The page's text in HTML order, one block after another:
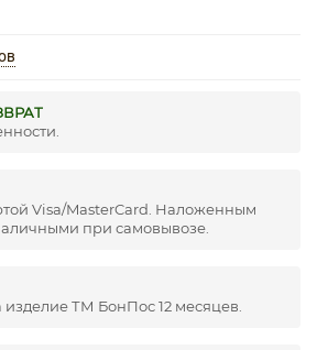
Visa/MasterCard. Наложенным
при самовывозе.
изделие ТМ БонПос 12 месяцев.